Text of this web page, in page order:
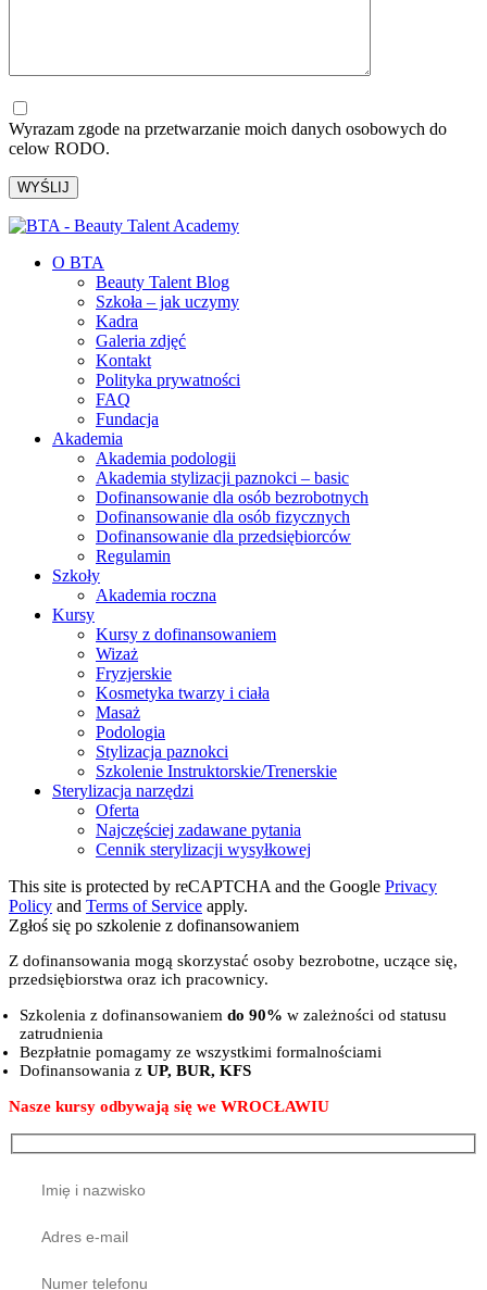
Wyrazam zgode na przetwarzanie moich danych osobowych do
celow RODO.
O BTA
Beauty Talent Blog
Szkoła – jak uczymy
Kadra
Galeria zdjęć
Kontakt
Polityka prywatności
FAQ
Fundacja
Akademia
Akademia podologii
Akademia stylizacji paznokci – basic
Dofinansowanie dla osób bezrobotnych
Dofinansowanie dla osób fizycznych
Dofinansowanie dla przedsiębiorców
Regulamin
Szkoły
Akademia roczna
Kursy
Kursy z dofinansowaniem
Wizaż
Fryzjerskie
Kosmetyka twarzy i ciała
Masaż
Podologia
Stylizacja paznokci
Szkolenie Instruktorskie/Trenerskie
Sterylizacja narzędzi
Oferta
Najczęściej zadawane pytania
Cennik sterylizacji wysyłkowej
This site is protected by reCAPTCHA and the Google Privacy
Policy and Terms of Service apply.
Zgłoś się po szkolenie z dofinansowaniem
Z dofinansowania mogą skorzystać osoby bezrobotne, uczące się,
przedsiębiorstwa oraz ich pracownicy.
Szkolenia z dofinansowaniem do 90% w zależności od statusu
zatrudnienia
Bezpłatnie pomagamy ze wszystkimi formalnościami
Dofinansowania z UP, BUR, KFS
Nasze kursy odbywają się we WROCŁAWIU